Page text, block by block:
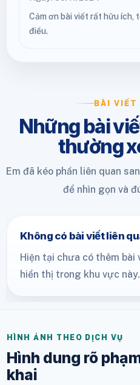
Cảm ơn bài viết rất hữu ích,
điều.
BÀI VIẾT
Những bài
thường
Em đã kéo phần liên quan
để nhìn gọn và
Không có bài viết liên
Hiện tại chưa có thêm bài
hiển thị trong khu vực này.
HÌNH ẢNH THEO DỊCH VỤ
Hình dung rõ
khai